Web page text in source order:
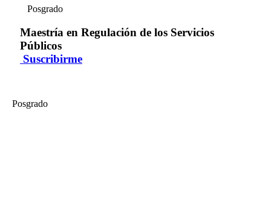
Posgrado
Maestría en Regulación de los Servicios
Públicos
Suscribirme
Posgrado